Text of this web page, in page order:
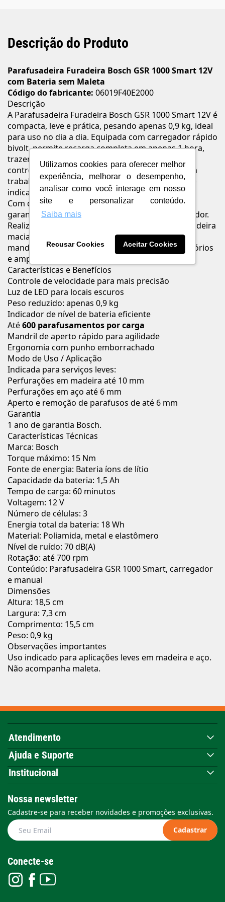
Utilizamos cookies para oferecer melhor
experiência, melhorar o desempenho,
analisar como você interage em nosso
site e personalizar conteúdo.
Saiba mais
Recusar Cookies Aceitar Cookies
Descrição do Produto
Parafusadeira Furadeira Bosch GSR 1000 Smart 12V
com Bateria sem Maleta
Código do fabricante: 06019F40E2000
Descrição
A Parafusadeira Furadeira Bosch GSR 1000 Smart 12V é
compacta, leve e prática, pesando apenas 0,9 kg, ideal
para uso no dia a dia. Equipada com carregador rápido
bivolt, permite recarga completa em apenas 1 hora,
trazendo mais produtividade. Conta ainda com
controle eletrônico de velocidade, luz de LED para
trabalhos em áreas de pouca iluminação, além de
indicador de nível de bateria.
Com design ergonômico e punho emborrachado,
garante maior conforto e menos fadiga ao operador.
Realiza até 600 parafusamentos por carga em madeira
macia (testes com parafusos Ø3,5 x 35 mm). Seu
mandril de aperto rápido facilita a troca de acessórios
e amplia a praticidade no uso.
Características e Benefícios
Controle de velocidade para mais precisão
Luz de LED para locais escuros
Peso reduzido: apenas 0,9 kg
Indicador de nível de bateria eficiente
Até600 parafusamentos por carga
Mandril de aperto rápido para agilidade
Ergonomia com punho emborrachado
Modo de Uso / Aplicação
Indicada para serviços leves:
Perfurações em madeira até 10 mm
Perfurações em aço até 6 mm
Aperto e remoção de parafusos de até 6 mm
Garantia
1 ano de garantia Bosch.
Características Técnicas
Marca: Bosch
Torque máximo: 15 Nm
Fonte de energia: Bateria íons de lítio
Capacidade da bateria: 1,5 Ah
Tempo de carga: 60 minutos
Voltagem: 12 V
Número de células: 3
Energia total da bateria: 18 Wh
Material: Poliamida, metal e elastômero
Nível de ruído: 70 dB(A)
Rotação: até 700 rpm
Conteúdo: Parafusadeira GSR 1000 Smart, carregador
e manual
Dimensões
Altura: 18,5 cm
Largura: 7,3 cm
Comprimento: 15,5 cm
Peso: 0,9 kg
Observações importantes
Uso indicado para aplicações leves em madeira e aço.
Não acompanha maleta.
Atendimento
Ajuda e Suporte
Institucional
Nossa newsletter
Cadastre-se para receber novidades e promoções exclusivas.
Cadastrar
Conecte-se